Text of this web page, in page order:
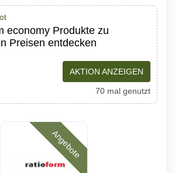
economy Produkte zu
Preisen entdecken
AKTION ANZEIGEN
70 mal genutzt
Angebote